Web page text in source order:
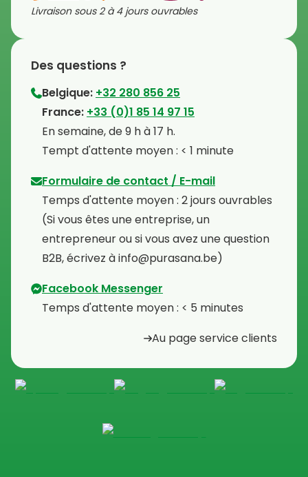
Livraison sous 2 à 4 jours ouvrables
Des questions ?
Belgique: +32 280 856 25
⁠France: +33 (0)1 85 14 97 15
⁠En semaine, de 9 h à 17 h.
⁠Tempt d'attente moyen : < 1 minute
Formulaire de contact / E-mail
Temps d'attente moyen : 2 jours ouvrables
⁠(Si vous êtes une entreprise, un
entrepreneur ou si vous avez une question
B2B, écrivez à info@purasana.be)
Facebook Messenger
Temps d'attente moyen : < 5 minutes
Au page service clients